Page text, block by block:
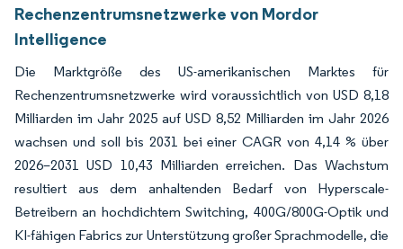
Rechenzentrumsnetzwerke von Mordor
Intelligence
Die Marktgröße des US-amerikanischen Marktes für
Rechenzentrumsnetzwerke wird voraussichtlich von USD 8,18
Milliarden im Jahr 2025 auf USD 8,52 Milliarden im Jahr 2026
wachsen und soll bis 2031 bei einer CAGR von 4,14 % über
2026–2031 USD 10,43 Milliarden erreichen. Das Wachstum
resultiert aus dem anhaltenden Bedarf von Hyperscale-
Betreibern an hochdichtem Switching, 400G/800G-Optik und
KI-fähigen Fabrics zur Unterstützung großer Sprachmodelle, die